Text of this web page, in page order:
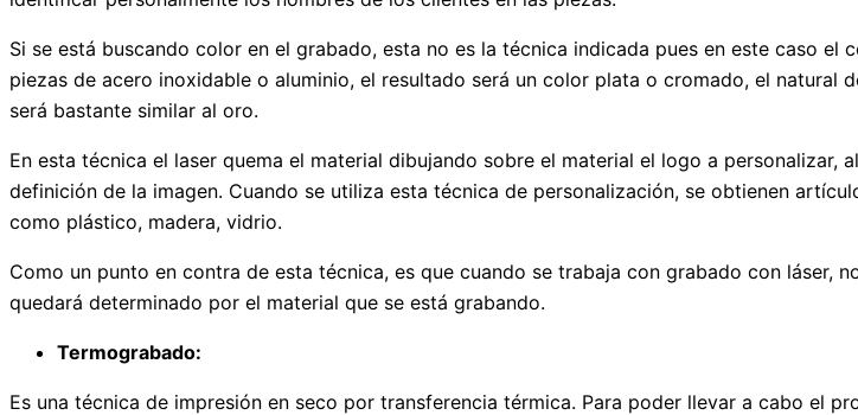
Si se está buscando color en el grabado, esta no es la técnica indicada pues en este caso
piezas de acero inoxidable o aluminio, el resultado será un color plata o cromado, el
será bastante similar al oro.
En esta técnica el laser quema el material dibujando sobre el material el logo a
definición de la imagen. Cuando se utiliza esta técnica de personalización, se obtienen
como plástico, madera, vidrio.
Como un punto en contra de esta técnica, es que cuando se trabaja con grabado con láser,
quedará determinado por el material que se está grabando.
Termograbado:
Es una técnica de impresión en seco por transferencia térmica. Para poder llevar a cabo el